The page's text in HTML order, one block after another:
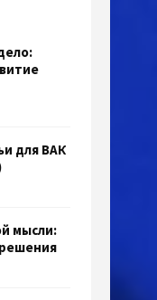
для ВАК
мысли: